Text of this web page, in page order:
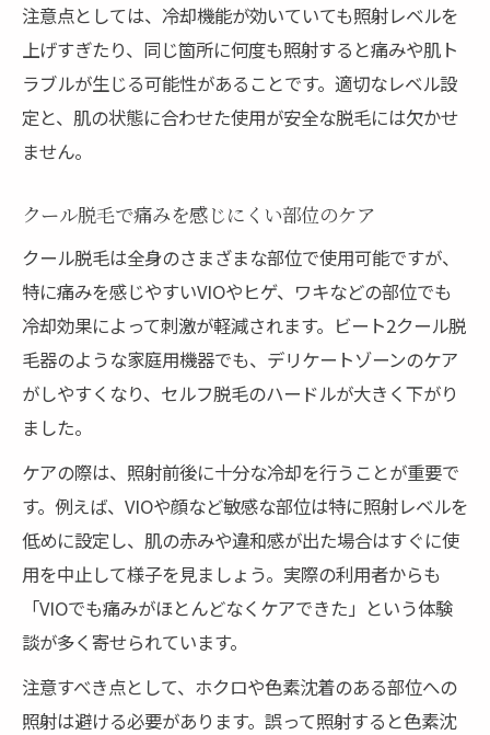
注意点としては、冷却機能が効いていても照射レベルを
上げすぎたり、同じ箇所に何度も照射すると痛みや肌ト
ラブルが生じる可能性があることです。適切なレベル設
定と、肌の状態に合わせた使用が安全な脱毛には欠かせ
ません。
クール脱毛で痛みを感じにくい部位のケア
クール脱毛は全身のさまざまな部位で使用可能ですが、
特に痛みを感じやすいVIOやヒゲ、ワキなどの部位でも
冷却効果によって刺激が軽減されます。ビート2クール脱
毛器のような家庭用機器でも、デリケートゾーンのケア
がしやすくなり、セルフ脱毛のハードルが大きく下がり
ました。
ケアの際は、照射前後に十分な冷却を行うことが重要で
す。例えば、VIOや顔など敏感な部位は特に照射レベルを
低めに設定し、肌の赤みや違和感が出た場合はすぐに使
用を中止して様子を見ましょう。実際の利用者からも
「VIOでも痛みがほとんどなくケアできた」という体験
談が多く寄せられています。
注意すべき点として、ホクロや色素沈着のある部位への
照射は避ける必要があります。誤って照射すると色素沈